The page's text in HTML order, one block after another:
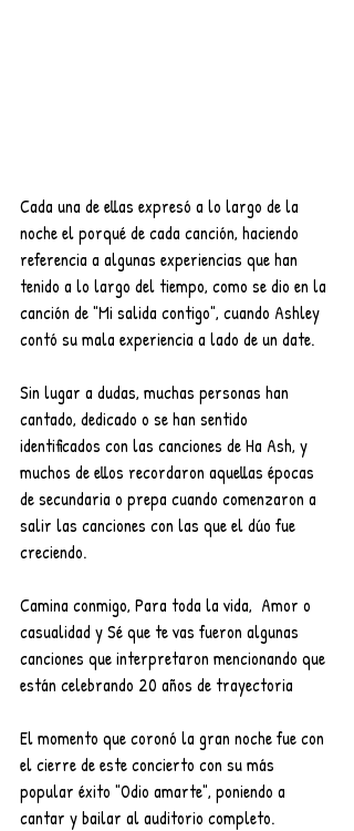
Cada una de ellas expresó a lo largo de la
noche el porqué de cada canción, haciendo
referencia a algunas experiencias que han
tenido a lo largo del tiempo, como se dio en la
canción de "Mi salida contigo", cuando Ashley
contó su mala experiencia a lado de un date.
Sin lugar a dudas, muchas personas han
cantado, dedicado o se han sentido
identificados con las canciones de Ha Ash, y
muchos de ellos recordaron aquellas épocas
de secundaria o prepa cuando comenzaron a
salir las canciones con las que el dúo fue
creciendo.
Camina conmigo, Para toda la vida,  Amor o
casualidad y Sé que te vas fueron algunas
canciones que interpretaron mencionando que
están celebrando 20 años de trayectoria
El momento que coronó la gran noche fue con
el cierre de este concierto con su más
popular éxito "Odio amarte", poniendo a
cantar y bailar al auditorio completo.